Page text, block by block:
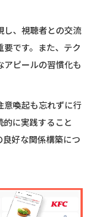
し、視聴者との交流
です。また、テク
ピールの習慣化も
意喚起も忘れずに行
に実践すること
好な関係構築につ